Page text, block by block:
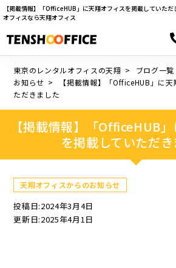
【掲載情報】「OfficeHUB」に天翔オフィスを掲載していた
オフィスなら天翔オフィス
東京のレンタルオフィスの天翔 ブログ一覧
お知らせ
【掲載情報】「OfficeHUB」に
ただきました
【掲載情報】「OfficeHUB
を掲載していただ
天翔オフィスからのお知らせ
投稿日:2024年3月4日
更新日:2025年4月1日